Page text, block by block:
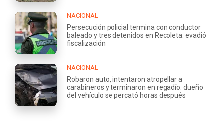
NACIONAL
Persecución policial termina con conductor
baleado y tres detenidos en Recoleta: evadió
fiscalización
NACIONAL
Robaron auto, intentaron atropellar a
carabineros y terminaron en regadío: dueño
del vehículo se percató horas después